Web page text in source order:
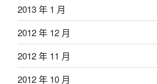
2013 年 1 月
2012 年 12 月
2012 年 11 月
2012 年 10 月